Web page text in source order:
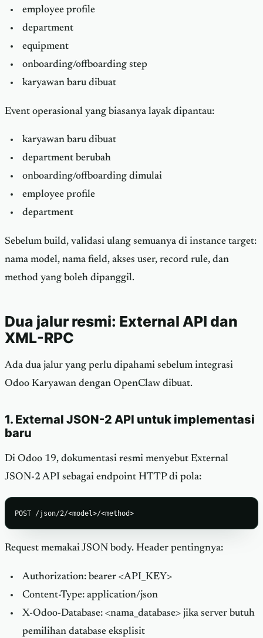
employee profile
department
equipment
onboarding/offboarding step
karyawan baru dibuat
Event operasional yang biasanya layak dipantau:
karyawan baru dibuat
department berubah
onboarding/offboarding dimulai
employee profile
department
Sebelum build, validasi ulang semuanya di instance target:
nama model, nama field, akses user, record rule, dan
method yang boleh dipanggil.
Dua jalur resmi: External API dan
XML-RPC
Ada dua jalur yang perlu dipahami sebelum integrasi
Odoo Karyawan dengan OpenClaw dibuat.
1. External JSON-2 API untuk implementasi
baru
Di Odoo 19, dokumentasi resmi menyebut External
JSON-2 API sebagai endpoint HTTP di pola:
POST /json/2/<model>/<method>
Request memakai JSON body. Header pentingnya:
Authorization: bearer <API_KEY>
Content-Type: application/json
X-Odoo-Database: <nama_database> jika server butuh
pemilihan database eksplisit